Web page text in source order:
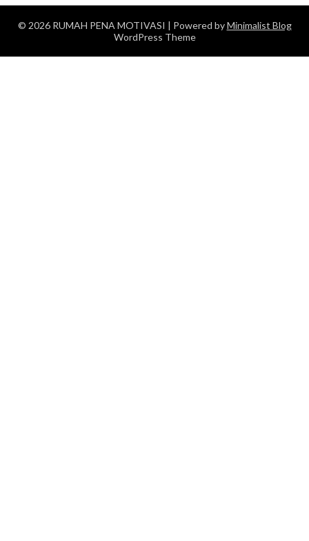
© 2026 RUMAH PENA MOTIVASI | Powered byMinimalist Blog
WordPress Theme